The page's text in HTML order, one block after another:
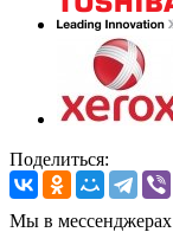
Поделиться:
Мы в мессенджерах